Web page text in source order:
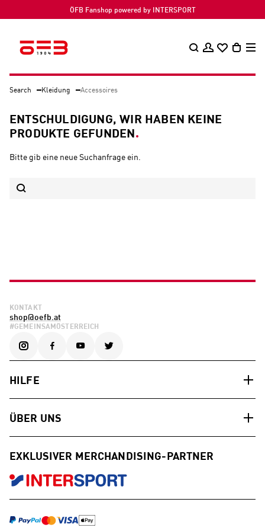
ÖFB Fanshop powered by INTERSPORT
Search Kleidung Accessoires
ENTSCHULDIGUNG, WIR HABEN KEINE
PRODUKTE GEFUNDEN
Bitte gib eine neue Suchanfrage ein.
KONTAKT
shop@oefb.at
#GEMEINSAMÖSTERREICH
HILFE
ÜBER UNS
EXKLUSIVER MERCHANDISING-PARTNER